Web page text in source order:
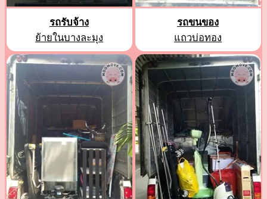
รถรับจ้าง
ย้ายในบางละมุง
รถขนของ
แถวบ่อทอง